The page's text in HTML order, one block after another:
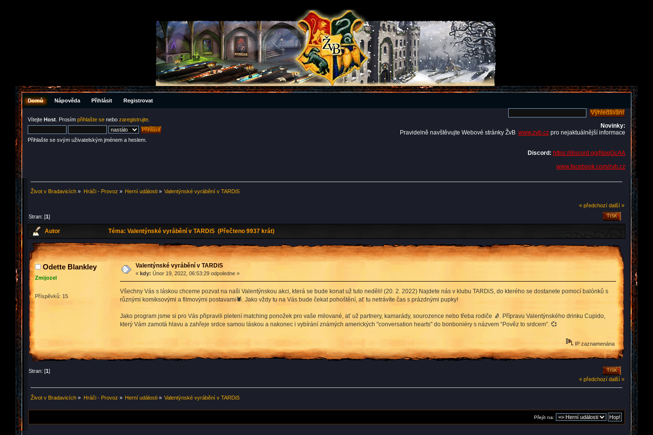
Domů Nápověda Přihlásit Registrovat
Vítejte Host . Prosím přihlašte se nebo zaregistrujte
Přihlašte se svým uživatelským jménem a heslem.
Novinky:
Pravidelně navštěvujte Webové stránky ŽvB www.zvb.cz pro nejaktuálnější informace
Discord: https://discord.gg/NqqGcAA
www.facebook.com/zvb.cz
Život v Bradavicích » Hráči - Provoz » Herní události» Valentýnské vyrábění v TARDiS
« předchozí další »
TISK
Stran: [1]
Autor Téma: Valentýnské vyrábění v TARDiS (Přečteno 9937 krát)
Odette Blankley
Zmijozel
Příspěvků: 15
Valentýnské vyrábění v TARDiS
« kdy: Únor 19, 2022, 06:53:29 odpoledne »
Všechny Vás s láskou chceme pozvat na naši Valentýnskou akci, která se bude konat už tuto neděli! (20. 2. 2022) Najdete nás v klubu TARDiS, do kterého se dostanete pomocí balónků s
různými komiksovými a filmovými postavami🕷. Jako vždy tu na Vás bude čekat pohoštění, ať tu netrávíte čas s prázdnými pupky!
Jako program jsme si pro Vás připravili pletení matching ponožek pro vaše milované, ať už partnery, kamarády, sourozence nebo třeba rodiče 🧦. Přípravu Valentýnského drinku Cupido,
který Vám zamotá hlavu a zahřeje srdce samou láskou a nakonec i vybírání známých amerických "conversation hearts" do bonboniéry s názvem “Pověz to srdcem”. 💞
IP zaznamenána
TISK
Stran: [1]
« předchozí další »
Život v Bradavicích » Hráči - Provoz » Herní události» Valentýnské vyrábění v TARDiS
Přejít na: